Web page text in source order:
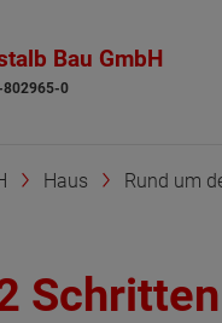
Bau GmbH
802965-0
Haus Rund um